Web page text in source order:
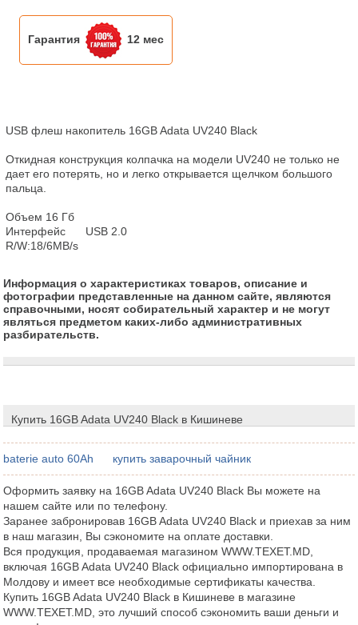
Гарантия 12 мес
USB флеш накопитель 16GB Adata UV240 Black
Откидная конструкция колпачка на модели UV240 не только не
дает его потерять, но и легко открывается щелчком большого
пальца.
Объем 16 Гб
Интерфейс	 USB 2.0
R/W:18/6MB/s
Информация о характеристиках товаров, описание и
фотографии представленные на данном сайте, являются
справочными, носят собирательный характер и не могут
являться предметом каких-либо административных
разбирательств.
Купить 16GB Adata UV240 Black в Кишиневе
baterie auto 60Ah купить заварочный чайник
Оформить заявку на 16GB Adata UV240 Black Вы можете на
нашем сайте или по телефону.
Заранее забронировав 16GB Adata UV240 Black и приехав за ним
в наш магазин, Вы сэкономите на оплате доставки.
Вся продукция, продаваемая магазином WWW.TEXET.MD,
включая 16GB Adata UV240 Black официально импортирована в
Молдову и имеет все необходимые сертификаты качества.
Купить 16GB Adata UV240 Black в Кишиневе в магазине
WWW.TEXET.MD, это лучший способ сэкономить ваши деньги и